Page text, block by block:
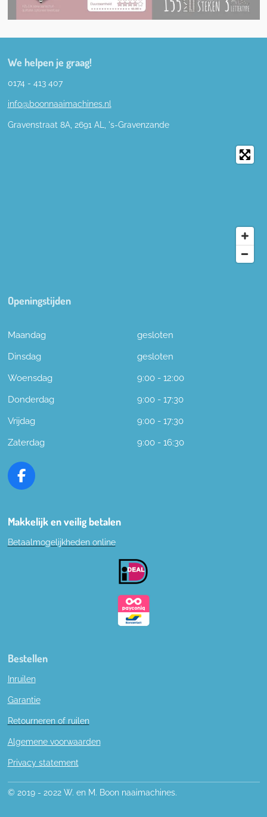
We helpen je graag!
0174 - 413 407
info@boonnaaimachines.nl
Gravenstraat 8A, 2691 AL, 's-Gravenzande
Openingstijden
Maandag
gesloten
Dinsdag
gesloten
Woensdag
9:00 - 12:00
Donderdag
9:00 - 17:30
Vrijdag
9:00 - 17:30
Zaterdag
9:00 - 16:30
F
a
e
o
Makkelijk en veilig betalen
Betaalmogelijkheden online
Bestellen
Inruilen
Garantie
Retourneren of ruilen
Algemene voorwaarden
Privacy statement
© 2019 - 2022 W. en M. Boon naaimachines.